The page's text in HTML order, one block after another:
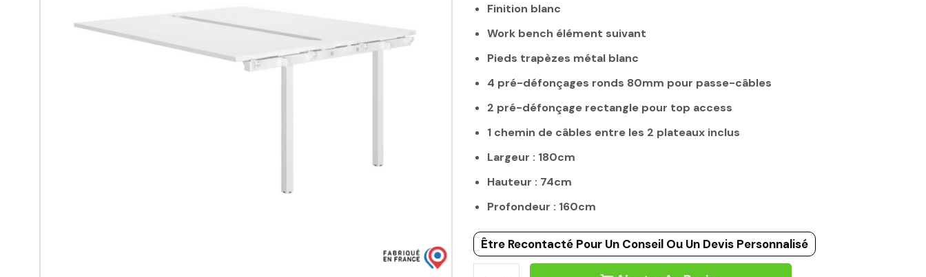
Finition blanc
Work bench élément suivant
Pieds trapèzes métal blanc
4 pré-défonçages ronds 80mm pour passe-câbles
2 pré-défonçage rectangle pour top access
1 chemin de câbles entre les 2 plateaux inclus
Largeur : 180cm
Hauteur : 74cm
Profondeur : 160cm
Être Recontacté Pour Un Conseil Ou Un Devis Personnalisé